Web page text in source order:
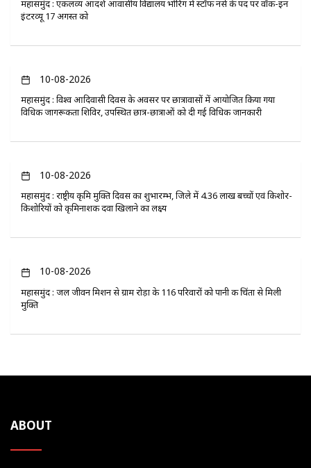
महासमुंद : एकलव्य आदर्श आवासीय विद्यालय भोरिंग में स्टॉफ नर्स के पद पर वॉक-इन
इंटरव्यू 17 अगस्त को
10-08-2026
महासमुंद : विश्व आदिवासी दिवस के अवसर पर छात्रावासों में आयोजित किया गया
विधिक जागरूकता शिविर, उपस्थित छात्र-छात्राओं को दी गई विधिक जानकारी
10-08-2026
महासमुंद : राष्ट्रीय कृमि मुक्ति दिवस का शुभारम्भ, जिले में 4.36 लाख बच्चों एवं किशोर-
किशोरियों को कृमिनाशक दवा खिलाने का लक्ष्य
10-08-2026
महासमुंद : जल जीवन मिशन से ग्राम रोड़ा के 116 परिवारों को पानी की चिंता से मिली
मुक्ति
ABOUT